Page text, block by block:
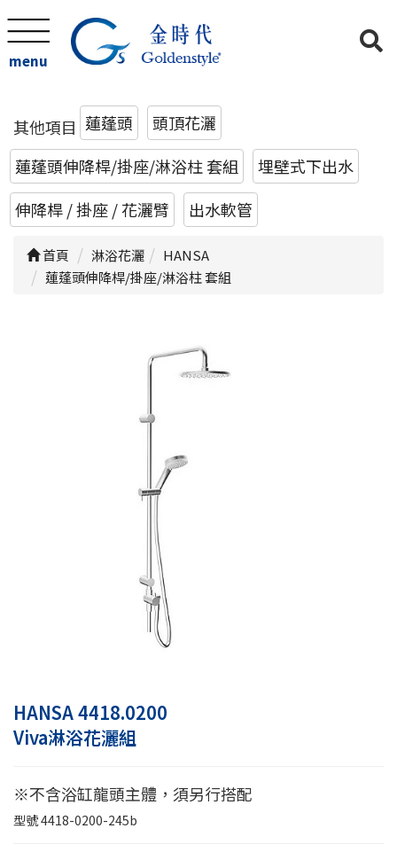
menu
其他項目 蓮蓬頭
頭頂花灑
蓮蓬頭伸降桿/掛座/淋浴柱 套組
埋壁式下出水
伸降桿 / 掛座 / 花灑臂
出水軟管
首頁 淋浴花灑
HANSA
蓮蓬頭伸降桿/掛座/淋浴柱 套組
HANSA 4418.0200
Viva淋浴花灑組
※不含浴缸龍頭主體，須另行搭配
型號4418-0200-245b